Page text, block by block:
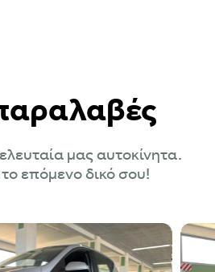
μας αυτοκίνητα.
επόμενο δικό σου!